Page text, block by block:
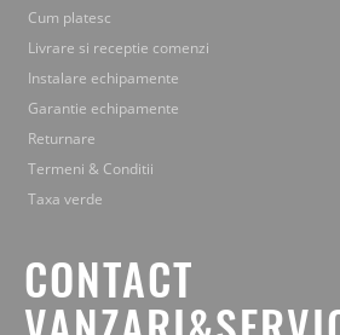
Cum platesc
Livrare si receptie comenzi
Instalare echipamente
Garantie echipamente
Returnare
Termeni & Conditii
Taxa verde
CONTACT